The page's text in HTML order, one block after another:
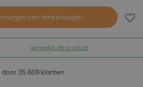
aan winkelwagen
Vergelijk dit product
35.808 klanten